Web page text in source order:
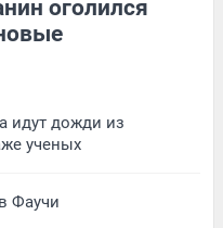
оголился
идут дожди из
ученых
Фаучи